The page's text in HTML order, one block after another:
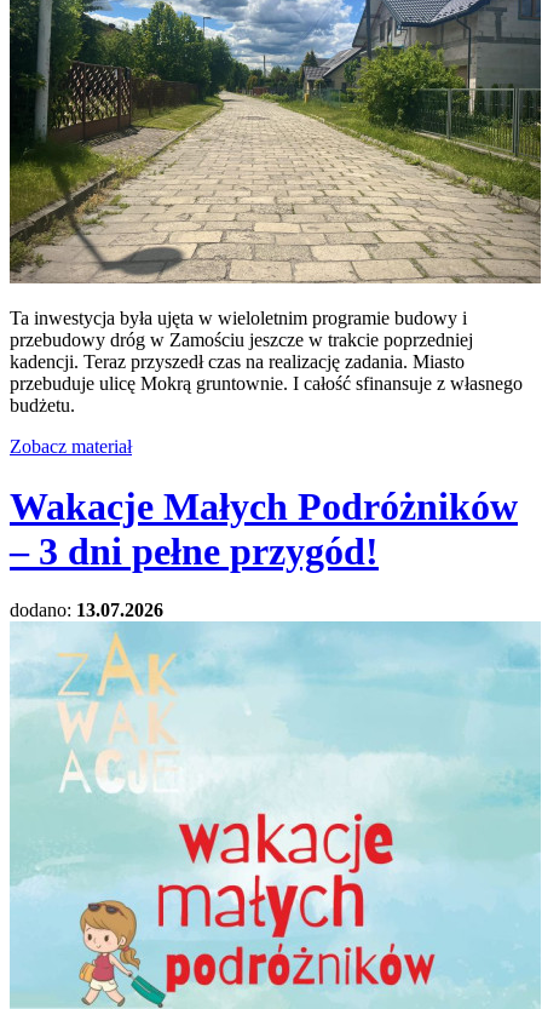
Ta inwestycja była ujęta w wieloletnim programie budowy i
przebudowy dróg w Zamościu jeszcze w trakcie poprzedniej
kadencji. Teraz przyszedł czas na realizację zadania. Miasto
przebuduje ulicę Mokrą gruntownie. I całość sfinansuje z własnego
budżetu.
Zobacz materiał
Wakacje Małych Podróżników
– 3 dni pełne przygód!
dodano: 13.07.2026